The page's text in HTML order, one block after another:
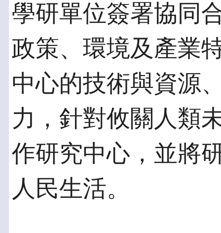
學研單位簽署協同
政策、環境及產業
中心的技術與資源
力，針對攸關人類
作研究中心，並將
人民生活。